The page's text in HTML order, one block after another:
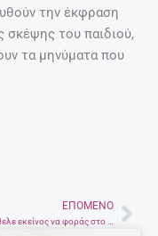
την έκφραση
σκέψης του παιδιού,
τα μηνύματα που
ΕΠΌΜΕΝΟ
Όσα θα ήθελε εκείνος να φοράς στο πρώτο σας ραντεβού